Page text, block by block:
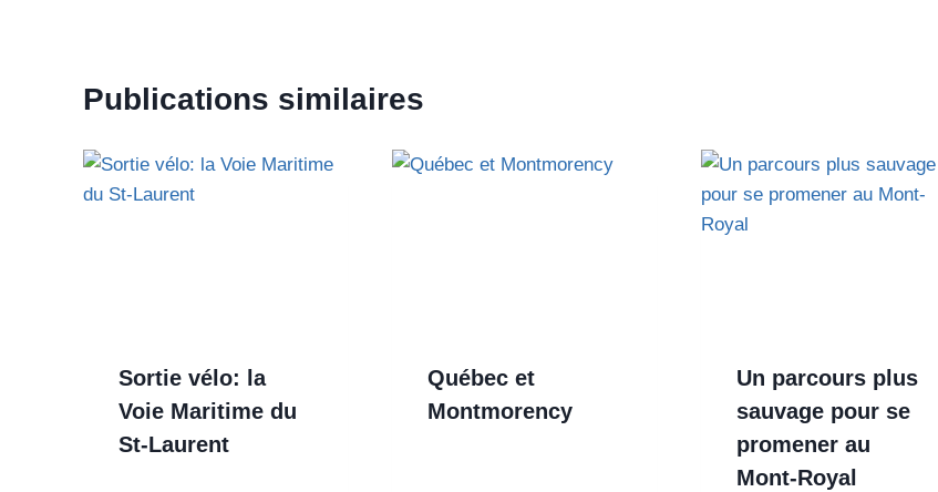
Publications similaires
Sortie vélo: la
Voie Maritime du
St-Laurent
Québec et
Montmorency
Un parcours plus
sauvage pour se
promener au
Mont-Royal